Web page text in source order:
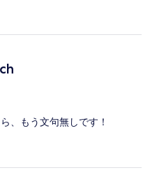
、もう文句無しです！